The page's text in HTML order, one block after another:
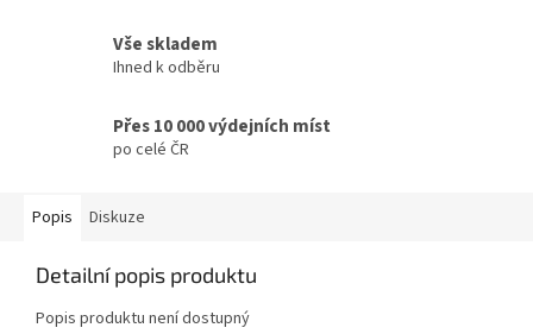
Vše skladem
Ihned k odběru
Přes 10 000 výdejních míst
po celé ČR
Popis Diskuze
Detailní popis produktu
Popis produktu není dostupný